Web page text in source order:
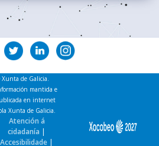
de Galicia.
mantida e
en internet
Xunta de Galicia.
Atención á
cidadanía |
Accesibilidade |